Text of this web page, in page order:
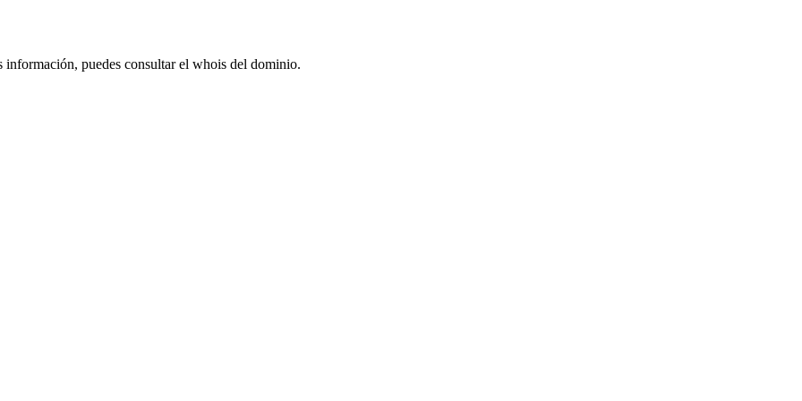
información, puedes consultar el whois del dominio.